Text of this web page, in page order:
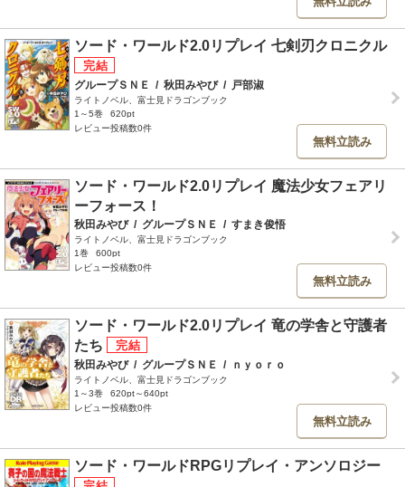
ソード・ワールド2.0リプレイ 七剣刃クロニクル
グループＳＮＥ / 秋田みやび / 戸部淑
ライトノベル、富士見ドラゴンブック
1～5巻
620pt
レビュー投稿数0件
無料立読み
ソード・ワールド2.0リプレイ 魔法少女フェアリ
ーフォース！
秋田みやび / グループＳＮＥ / すまき俊悟
ライトノベル、富士見ドラゴンブック
1巻
600pt
レビュー投稿数0件
無料立読み
ソード・ワールド2.0リプレイ 竜の学舎と守護者
たち
秋田みやび / グループＳＮＥ / ｎｙｏｒｏ
ライトノベル、富士見ドラゴンブック
1～3巻
620pt～640pt
レビュー投稿数0件
無料立読み
ソード・ワールドRPGリプレイ・アンソロジー